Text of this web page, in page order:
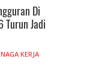
Di
Turun Jadi
KERJA